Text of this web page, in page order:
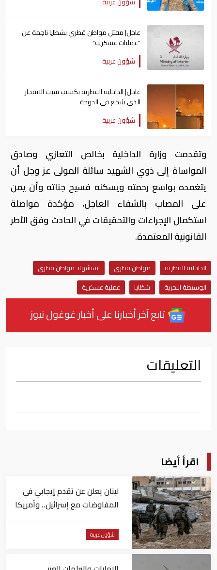
عاجل| مقتل مواطن قطري بشظايا ناجمة عن
"عمليات عسكرية"
شؤون عربية
عاجل| الداخلية القطرية تكشف سبب الانفجار
الذي سُمع في الدوحة
شؤون عربية
وتقدمت وزارة الداخلية بخالص التعازي وصادق
المواساة إلى ذوي الشهيد سائلة المولى عز وجل أن
يتغمده بواسع رحمته ويسكنه فسيح جناته وأن يمن
على المصاب بالشفاء العاجل، مؤكدة مواصلة
استكمال الإجراءات والتحقيقات في الحادث وفق الأطر
القانونية المعتمدة.
الداخلية القطرية مواطن قطري
استشهاد مواطن قطري
الوسيطة البحرية
شظايا عملية عسكرية
تابع آخر أخبارنا على أخبار غوغول نيوز
التعليقات
اقرأ أيضا
لبنان يعلن عن تقدم إيجابي في
المفاوضات مع إسرائيل.. وأمريكا
شؤون عربية